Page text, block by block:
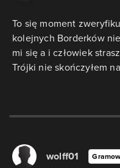
To się moment
kolejnych Borderków
mi się a i człowiek
Trójki nie skończyłem
wolff01